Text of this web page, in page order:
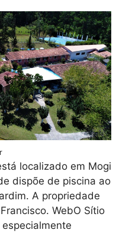
localizado em Mogi
dispõe de piscina ao
A propriedade
WebO Sítio